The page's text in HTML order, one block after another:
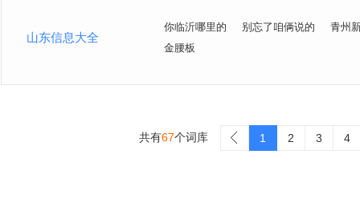
山东信息大全
你临沂哪里的 别忘了咱俩说的
青州
金腰板
共有67个词库 1 2 3 4